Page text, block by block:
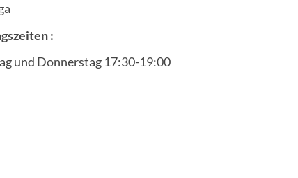
:
und Donnerstag 17:30-19:00